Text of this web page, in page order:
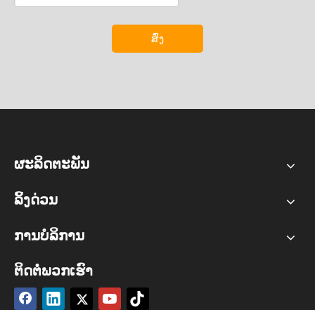
ສົ່ງ
ຜະລິດຕະພັນ
ລິ້ງດ່ວນ
ການບໍລິການ
ຕິດຕໍ່ພວກເຮົາ